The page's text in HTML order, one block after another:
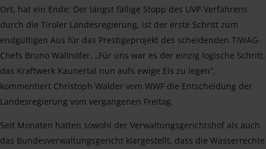
Ort, hat ein Ende: Der längst fällige Stopp des UVP-Verfahrens
durch die Tiroler Landesregierung, ist der erste Schritt zum
endgültigen Aus für das Prestigeprojekt des scheidenden TIWAG-
Chefs Bruno Wallnöfer. „Für uns war es der einzig logische Schritt,
das Kraftwerk Kaunertal nun aufs ewige Eis zu legen“,
kommentiert Christoph Walder vom WWF die Entscheidung der
Landesregierung vom vergangenen Freitag.
Seit Monaten hatten sowohl der Verwaltungsgerichtshof als auch
das Bundesverwaltungsgericht klargestellt, dass die Wasserrechte